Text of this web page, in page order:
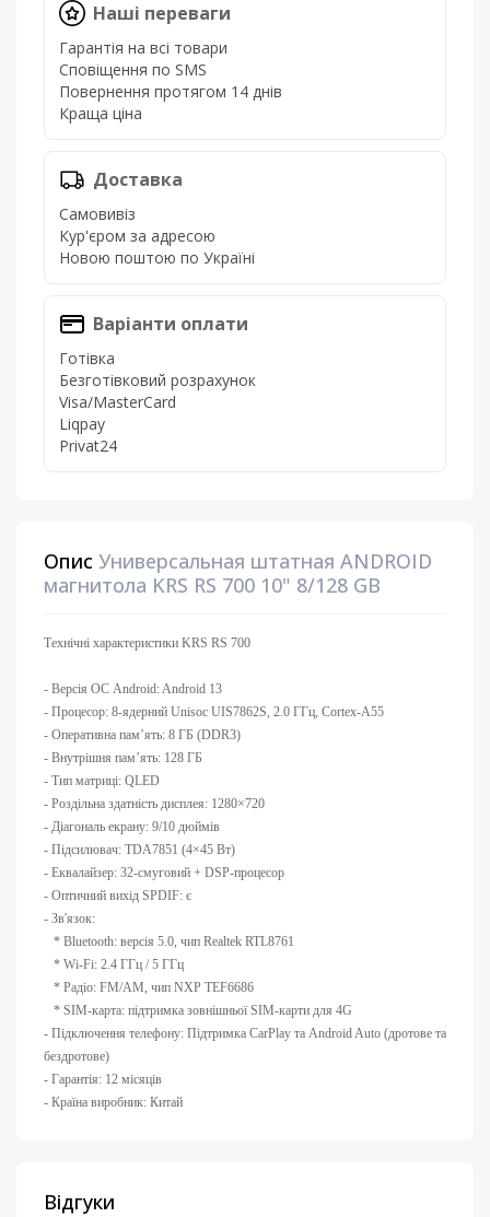
Наші переваги
Гарантія на всі товари
Сповіщення по SMS
Повернення протягом 14 днів
Краща ціна
Доставка
Самовивіз
Кур'єром за адресою
Новою поштою по Україні
Варіанти оплати
Готівка
Безготівковий розрахунок
Visa/MasterCard
Liqpay
Privat24
Опис Универсальная штатная ANDROID
магнитола KRS RS 700 10" 8/128 GB
Технічні характеристики KRS RS 700
- Версія ОС Android: Android 13 ​
- Процесор: 8-ядерний Unisoc UIS7862S, 2.0 ГГц, Cortex-A55
- Оперативна памʼять: 8 ГБ (DDR3)
- Внутрішня памʼять: 128 ГБ ​
- Тип матриці: QLED ​
- Роздільна здатність дисплея: 1280×720
- Діагональ екрану: 9/10 дюймів ​
- Підсилювач: TDA7851 (4×45 Вт) ​
- Еквалайзер: 32-смуговий + DSP-процесор
- Оптичний вихід SPDIF: є
- Зв'язок:
* Bluetooth: версія 5.0, чип Realtek RTL8761
* Wi-Fi: 2.4 ГГц / 5 ГГц
* Радіо: FM/AM, чип NXP TEF6686
* SIM-карта: підтримка зовнішньої SIM-карти для 4G
- Підключення телефону: Підтримка CarPlay та Android Auto (дротове та
бездротове)​
- Гарантія: 12 місяців
- Країна виробник: Китай
Відгуки